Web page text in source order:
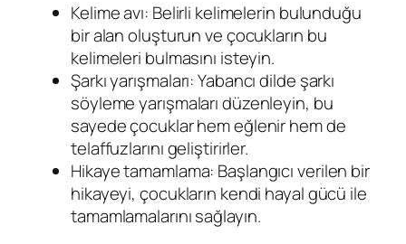
Kelime avı: Belirli kelimelerin bulunduğu
bir alan oluşturun ve çocukların bu
kelimeleri bulmasını isteyin.
Şarkı yarışmaları: Yabancı dilde şarkı
söyleme yarışmaları düzenleyin, bu
sayede çocuklar hem eğlenir hem de
telaffuzlarını geliştirirler.
Hikaye tamamlama: Başlangıcı verilen bir
hikayeyi, çocukların kendi hayal gücü ile
tamamlamalarını sağlayın.